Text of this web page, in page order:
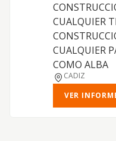
CUALQUIER
CUALQUIER
COMO ALBA
CADIZ
VER